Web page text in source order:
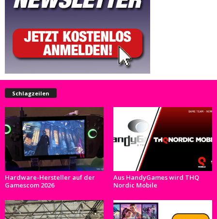
Schlagzeilen
Hardware-Hersteller auf der
Gamescom 2026
Aus HandyGames wird THQ
Nordic Mobile